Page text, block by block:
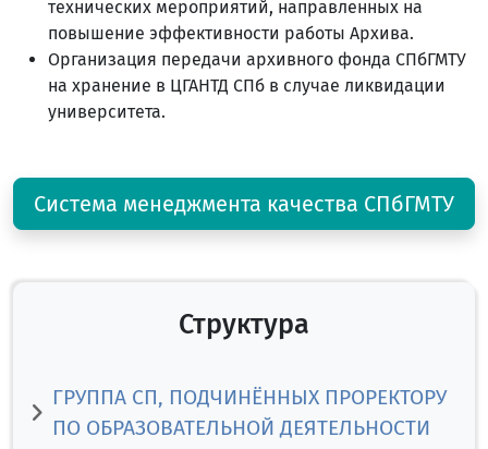
технических мероприятий, направленных на
повышение эффективности работы Архива.
Организация передачи архивного фонда СПбГМТУ
на хранение в ЦГАНТД СПб в случае ликвидации
университета.
Система менеджмента качества СПбГМТУ
Структура
ГРУППА СП, ПОДЧИНЁННЫХ ПРОРЕКТОРУ
ПО ОБРАЗОВАТЕЛЬНОЙ ДЕЯТЕЛЬНОСТИ